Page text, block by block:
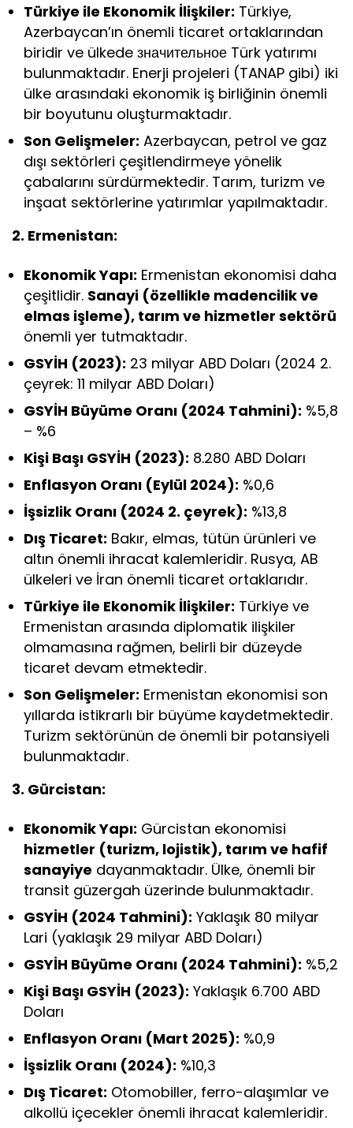
Türkiye ile Ekonomik İlişkiler: Türkiye,
Azerbaycan’ın önemli ticaret ortaklarından
biridir ve ülkede значительное Türk yatırımı
bulunmaktadır. Enerji projeleri (TANAP gibi) iki
ülke arasındaki ekonomik iş birliğinin önemli
bir boyutunu oluşturmaktadır.
Son Gelişmeler: Azerbaycan, petrol ve gaz
dışı sektörleri çeşitlendirmeye yönelik
çabalarını sürdürmektedir. Tarım, turizm ve
inşaat sektörlerine yatırımlar yapılmaktadır.
2. Ermenistan:
Ekonomik Yapı: Ermenistan ekonomisi daha
çeşitlidir. Sanayi (özellikle madencilik ve
elmas işleme), tarım ve hizmetler sektörü
önemli yer tutmaktadır.
GSYİH (2023): 23 milyar ABD Doları (2024 2.
çeyrek: 11 milyar ABD Doları)
GSYİH Büyüme Oranı (2024 Tahmini): %5,8
– %6
Kişi Başı GSYİH (2023): 8.280 ABD Doları
Enflasyon Oranı (Eylül 2024): %0,6
İşsizlik Oranı (2024 2. çeyrek): %13,8
Dış Ticaret: Bakır, elmas, tütün ürünleri ve
altın önemli ihracat kalemleridir. Rusya, AB
ülkeleri ve İran önemli ticaret ortaklarıdır.
Türkiye ile Ekonomik İlişkiler: Türkiye ve
Ermenistan arasında diplomatik ilişkiler
olmamasına rağmen, belirli bir düzeyde
ticaret devam etmektedir.
Son Gelişmeler: Ermenistan ekonomisi son
yıllarda istikrarlı bir büyüme kaydetmektedir.
Turizm sektörünün de önemli bir potansiyeli
bulunmaktadır.
3. Gürcistan:
Ekonomik Yapı: Gürcistan ekonomisi
hizmetler (turizm, lojistik), tarım ve hafif
sanayiye dayanmaktadır. Ülke, önemli bir
transit güzergah üzerinde bulunmaktadır.
GSYİH (2024 Tahmini): Yaklaşık 80 milyar
Lari (yaklaşık 29 milyar ABD Doları)
GSYİH Büyüme Oranı (2024 Tahmini): %5,2
Kişi Başı GSYİH (2023): Yaklaşık 6.700 ABD
Doları
Enflasyon Oranı (Mart 2025): %0,9
İşsizlik Oranı (2024): %10,3
Dış Ticaret: Otomobiller, ferro-alaşımlar ve
alkollü içecekler önemli ihracat kalemleridir.